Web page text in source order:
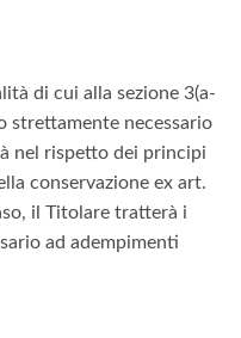
di cui alla sezione 3(a-
strettamente necessario
nel rispetto dei principi
conservazione ex art.
il Titolare tratterà i
ad adempimenti